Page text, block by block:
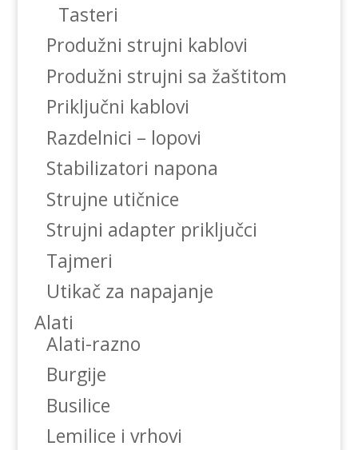
Tasteri
Produžni strujni kablovi
Produžni strujni sa žaštitom
Priključni kablovi
Razdelnici – lopovi
Stabilizatori napona
Strujne utičnice
Strujni adapter priključci
Tajmeri
Utikač za napajanje
Alati
Alati-razno
Burgije
Busilice
Lemilice i vrhovi